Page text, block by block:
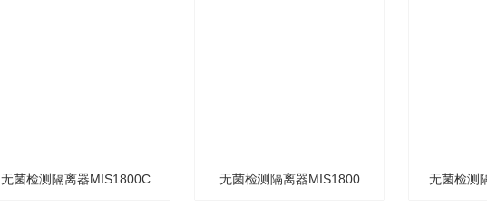
无菌检测隔离器MIS1800C 无菌检测隔离器MIS1800 无菌检测